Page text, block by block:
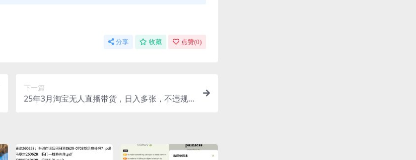
分享 收藏 点赞(0)
下一篇
25年3月淘宝无人直播带货，日入多张，不违规